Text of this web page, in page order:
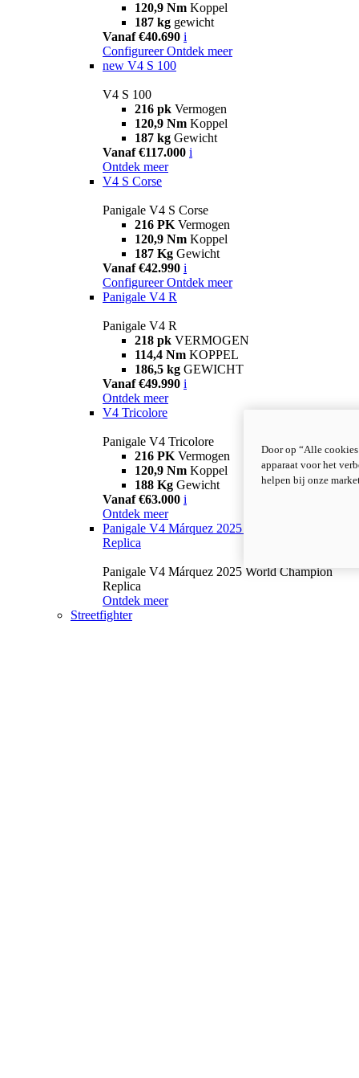
120,9 Nm Koppel
187 kg gewicht
Vanaf €40.690 i
Configureer Ontdek meer
new V4 S 100
V4 S 100
216 pk Vermogen
120,9 Nm Koppel
187 kg Gewicht
Vanaf €117.000 i
Ontdek meer
V4 S Corse
Panigale V4 S Corse
216 PK Vermogen
120,9 Nm Koppel
187 Kg Gewicht
Vanaf €42.990 i
Configureer Ontdek meer
Panigale V4 R
Panigale V4 R
218 pk VERMOGEN
114,4 Nm KOPPEL
186,5 kg GEWICHT
Vanaf €49.990 i
Ontdek meer
V4 Tricolore
Panigale V4 Tricolore
216 PK Vermogen
120,9 Nm Koppel
188 Kg Gewicht
Vanaf €63.000 i
Ontdek meer
Panigale V4 Márquez 2025 World Champion
Replica
Panigale V4 Márquez 2025 World Champion
Replica
Ontdek meer
Streetfighter
Door op “Alle
apparaat voor het
helpen bij onze